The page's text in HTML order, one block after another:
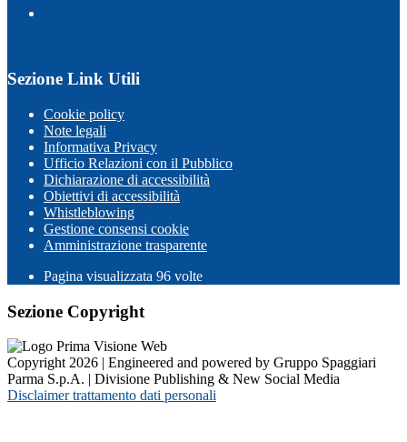
Sezione Link Utili
Cookie policy
Note legali
Informativa Privacy
Ufficio Relazioni con il Pubblico
Dichiarazione di accessibilità
Obiettivi di accessibilità
Whistleblowing
Gestione consensi cookie
Amministrazione trasparente
Pagina visualizzata 96 volte
Sezione Copyright
Copyright 2026 | Engineered and powered by Gruppo Spaggiari
Parma S.p.A. | Divisione Publishing & New Social Media
Disclaimer trattamento dati personali